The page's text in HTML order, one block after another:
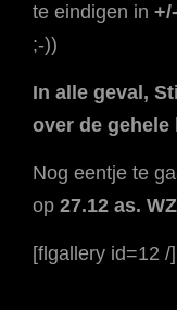
te eindigen in
;-))
In alle geval,
over de gehele
Nog eentje te
op 27.12 as.
[flgallery id=12 /]